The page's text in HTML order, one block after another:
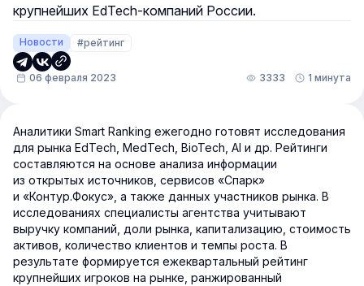
крупнейших EdTech-компаний России.
Новости #рейтинг
06 февраля 2023 3333 1 минута
Аналитики Smart Ranking ежегодно готовят исследования
для рынка EdTech, MedTech, BioTech, AI и др. Рейтинги
составляются на основе анализа информации
из открытых источников, сервисов «Спарк»
и «Контур.Фокус», а также данных участников рынка. В
исследованиях специалисты агентства учитывают
выручку компаний, доли рынка, капитализацию, стоимость
активов, количество клиентов и темпы роста. В
результате формируется ежеквартальный рейтинг
крупнейших игроков на рынке, ранжированный